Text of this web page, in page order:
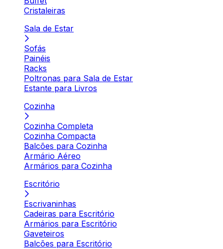
Cristaleiras
Sala de Estar
Sofás
Painéis
Racks
Poltronas para Sala de Estar
Estante para Livros
Cozinha
Cozinha Completa
Cozinha Compacta
Balcões para Cozinha
Armário Aéreo
Armários para Cozinha
Escritório
Escrivaninhas
Cadeiras para Escritório
Armários para Escritório
Gaveteiros
Balcões para Escritório